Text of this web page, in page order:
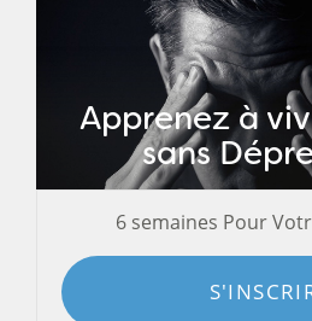
Apprenez à
sans
6 semaines Pour